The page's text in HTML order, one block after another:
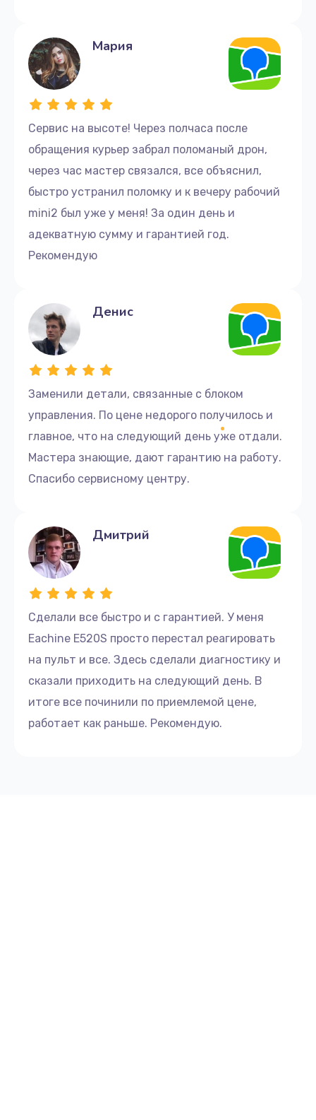
Сервис на высоте! Через полчаса после
обращения курьер забрал поломаный дрон,
через час мастер связался, все объяснил,
быстро устранил поломку и к вечеру рабочий
mini2 был уже у меня! За один день и
адекватную сумму и гарантией год.
Рекомендую
Мария
Заменили детали, связанные с блоком
управления. По цене недорого получилось и
главное, что на следующий день уже отдали.
Мастера знающие, дают гарантию на работу.
Спасибо сервисному центру.
Денис
Сделали все быстро и с гарантией. У меня
Eachine E520S просто перестал реагировать
на пульт и все. Здесь сделали диагностику и
сказали приходить на следующий день. В
итоге все починили по приемлемой цене,
работает как раньше. Рекомендую.
Дмитрий